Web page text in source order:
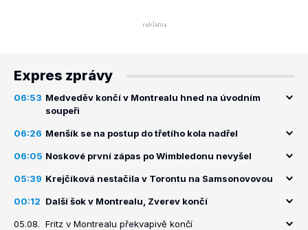
Expres zprávy
06:53 Medveděv končí v Montrealu hned na úvodním
soupeři
06:26 Menšík se na postup do třetího kola nadřel
06:05 Noskové první zápas po Wimbledonu nevyšel
05:39 Krejčíková nestačila v Torontu na Samsonovovou
00:12 Další šok v Montrealu, Zverev končí
05.08. Fritz v Montrealu překvapivě končí